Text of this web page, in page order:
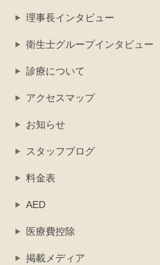
理事長インタビュー
衛生士グループインタビュー
診療について
アクセスマップ
お知らせ
スタッフブログ
料金表
AED
医療費控除
掲載メディア